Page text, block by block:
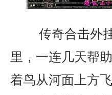
传奇合击外
里，一连几天帮
着鸟从河面上方